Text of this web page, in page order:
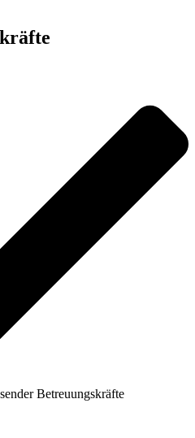
Betreuungskräfte